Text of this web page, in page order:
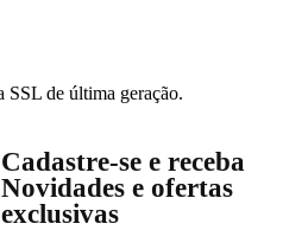
SSL de última geração.
Cadastre-se e receba
Novidades e ofertas
exclusivas